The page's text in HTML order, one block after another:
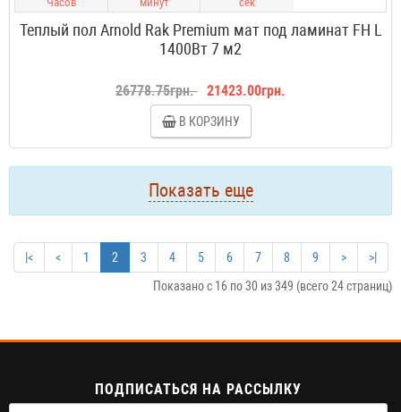
Теплый пол Arnold Rak Premium мат под ламинат FH L
1400Вт 7 м2
26778.75грн. 21423.00грн.
В КОРЗИНУ
Показать еще
|< < 1 2 3 4 5 6 7 8 9 >
>|
Показано с 16 по 30 из 349 (всего 24 страниц)
ПОДПИСАТЬСЯ НА РАССЫЛКУ